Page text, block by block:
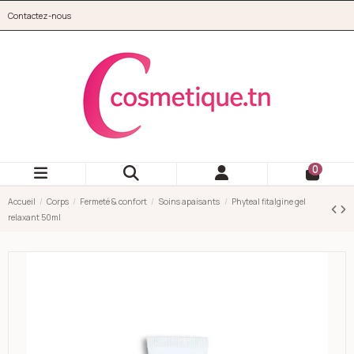
Contactez-nous
0
Accueil Corps Fermeté & confort Soins apaisants
Phyteal fitalgine gel
relaxant 50ml